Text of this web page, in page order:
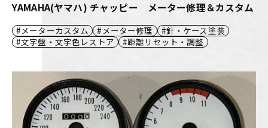
YAMAHA(ヤマハ) チャッピー メーター修理＆カスタム
メーターカスタム メーター修理
針・ケース塗装
文字盤・文字色レストア
距離リセット・調整